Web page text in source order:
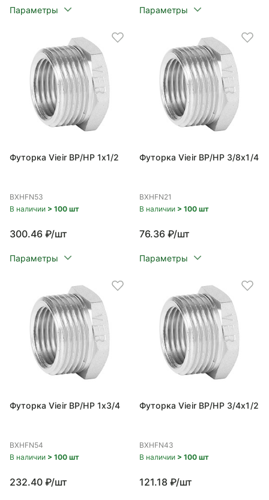
Параметры Параметры
Футорка Vieir ВР/НР 1x1/2
BXHFN53
В наличии > 100 шт
300.46 ₽/шт
Параметры
Футорка Vieir ВР/НР 3/8x1/4
BXHFN21
В наличии > 100 шт
76.36 ₽/шт
Параметры
Футорка Vieir ВР/НР 1x3/4
BXHFN54
В наличии > 100 шт
232.40 ₽/шт
Футорка Vieir ВР/НР 3/4x1/2
BXHFN43
В наличии > 100 шт
121.18 ₽/шт